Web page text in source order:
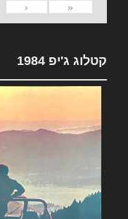
«
‹
קטלוג ג'יפ 1984